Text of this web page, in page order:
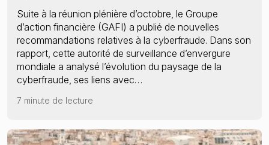
Suite à la réunion plénière d’octobre, le Groupe
d’action financière (GAFI) a publié de nouvelles
recommandations relatives à la cyberfraude. Dans son
rapport, cette autorité de surveillance d’envergure
mondiale a analysé l’évolution du paysage de la
cyberfraude, ses liens avec…
7 minute de lecture